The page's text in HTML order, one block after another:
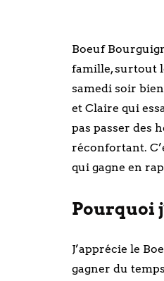
Boeuf
famille, surtout
samedi soir
et Claire qui
pas passer des
réconfortant.
qui gagne en
Pourquoi
J’apprécie le
gagner du